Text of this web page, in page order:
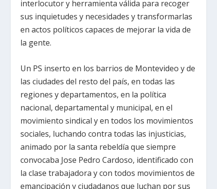
interlocutor y herramienta válida para recoger
sus inquietudes y necesidades y transformarlas
en actos políticos capaces de mejorar la vida de
la gente.
Un PS inserto en los barrios de Montevideo y de
las ciudades del resto del país, en todas las
regiones y departamentos, en la política
nacional, departamental y municipal, en el
movimiento sindical y en todos los movimientos
sociales, luchando contra todas las injusticias,
animado por la santa rebeldía que siempre
convocaba Jose Pedro Cardoso, identificado con
la clase trabajadora y con todos movimientos de
emancipación y ciudadanos que luchan por sus